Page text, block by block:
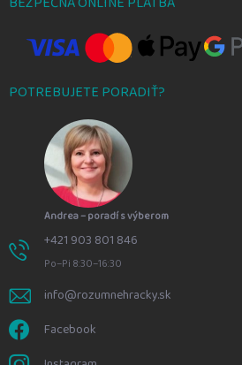
POTREBUJETE PORADIŤ?
Andrea – poradí s výberom
+421 903 801 846
Po–Pi 8:30–16:30
info@rozumnehracky.sk
Facebook